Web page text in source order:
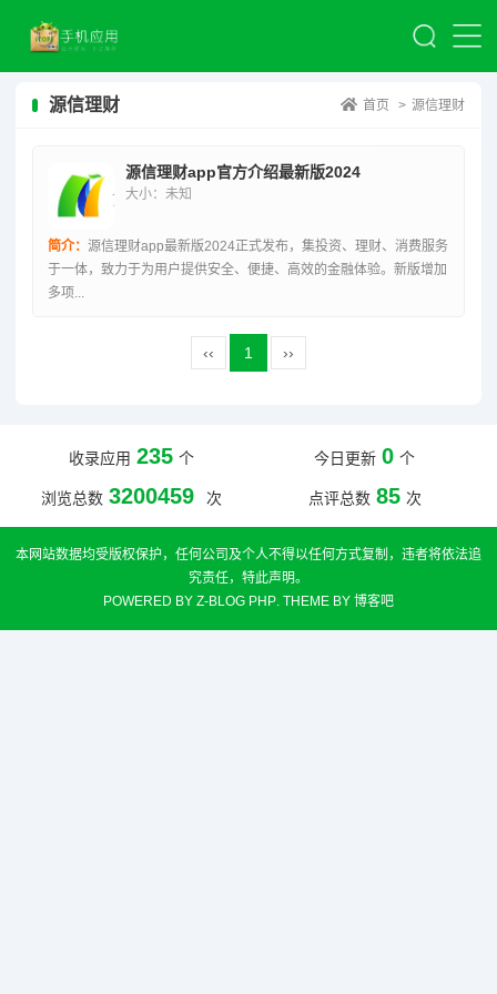
源信理财 首页 > 源信理财
源信理财app官方介绍最新版2024
大小：未知
简介： 源信理财app最新版2024正式发布，集投资、理财、消费服务
于一体，致力于为用户提供安全、便捷、高效的金融体验。新版增加
多项...
‹‹ 1 ››
收录应用 235 个 今日更新 0 个
浏览总数 3200459 次 点评总数 85 次
本网站数据均受版权保护，任何公司及个人不得以任何方式复制，违者将依法追
究责任，特此声明。
POWERED BY Z-BLOG PHP. THEME BY 博客吧